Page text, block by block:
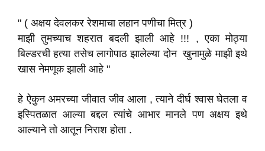
" ( अक्षय देवलकर रेशमाचा लहान पणीचा मित्र )
माझी तुमच्याच शहरात बदली झाली आहे !!! , एका मोठ्या
बिल्डरची हत्या तसेच लागोपाठ झालेल्या दोन खुनामुळे माझी इथे
खास नेमणूक झाली आहे "
हे ऐकुन अमरच्या जीवात जीव आला , त्याने दीर्घ श्वास घेतला व
इस्पितळात आल्या बद्दल त्यांचे आभार मानले पण अक्षय इथे
आल्याने तो आतून निराश होता .